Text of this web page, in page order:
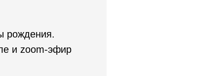
рождения.
и zoom-эфир